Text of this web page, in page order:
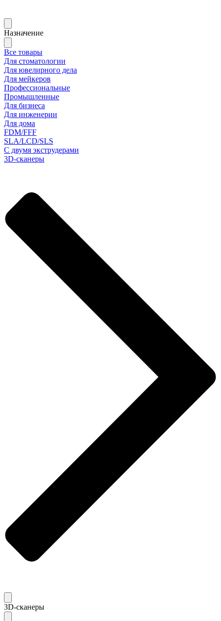
Назначение
Все товары
Для стоматологии
Для ювелирного дела
Для мейкеров
Профессиональные
Промышленные
Для бизнеса
Для инженерии
Для дома
FDM/FFF
SLA/LCD/SLS
С двумя экструдерами
3D-сканеры
3D-сканеры